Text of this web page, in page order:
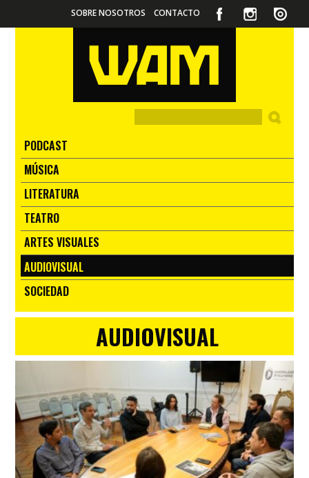
SOBRE NOSOTROS CONTACTO
PODCAST
MÚSICA
LITERATURA
TEATRO
ARTES VISUALES
AUDIOVISUAL
SOCIEDAD
AUDIOVISUAL